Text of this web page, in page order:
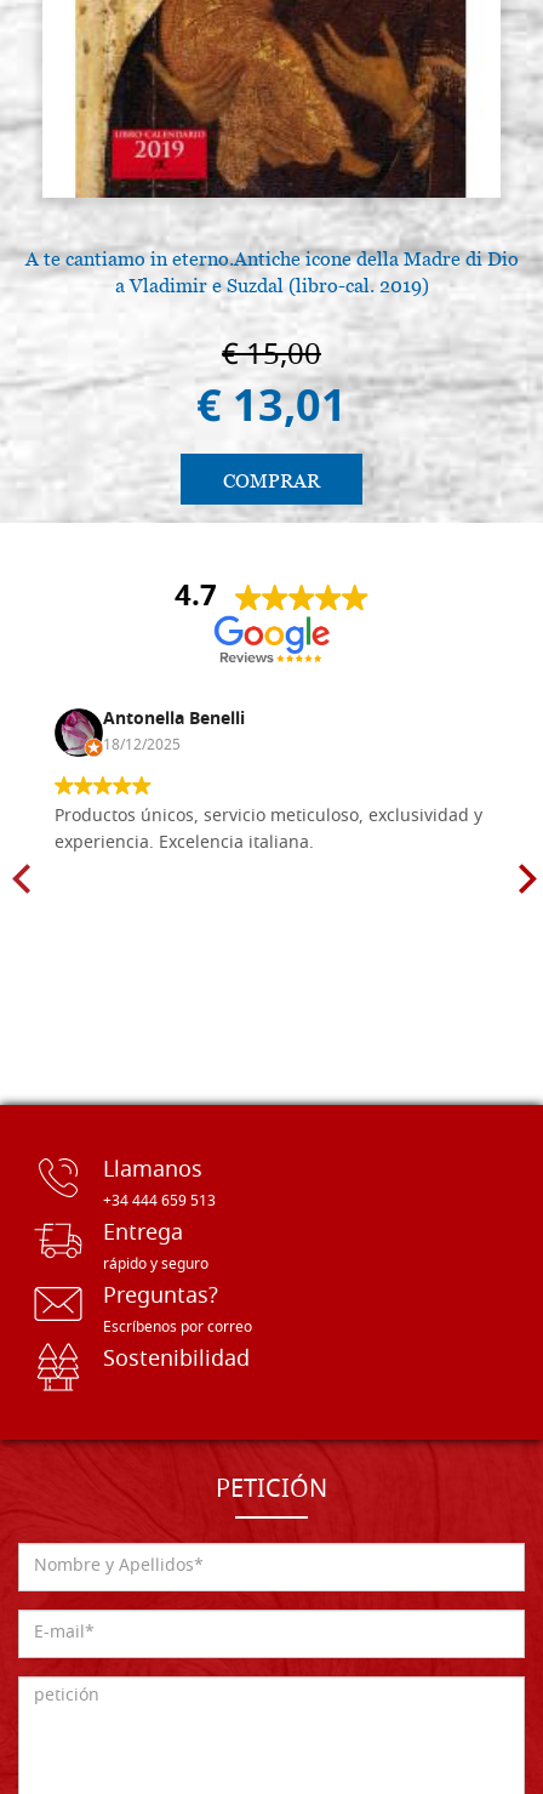
(plana), yesada
€ 52,50 ACQUISTA
Tabla para icono modelo G3 de
30x40, lisa (plana), yesada
Existencias: 0 - COD.
30X40G3LG
€ 64,70 ACQUISTA
A te cantiamo in eterno.Antiche icone della Madre di Dio
a Vladimir e Suzdal (libro-cal. 2019)
€ 15,00
€ 13,01
COMPRAR
4.7
Antonella Benelli
18/12/2025
Productos únicos, servicio meticuloso, exclusividad y
experiencia. Excelencia italiana.
Llamanos
+34 444 659 513
Entrega
rápido y seguro
Preguntas?
Escríbenos por correo
Sostenibilidad
PETICIÓN